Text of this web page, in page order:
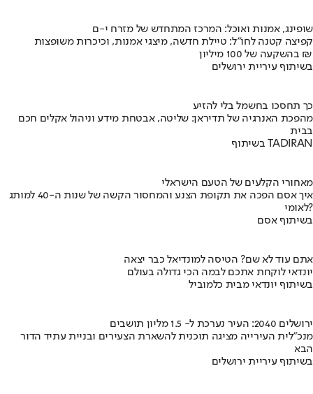
שופינג, אמנות ואוכל: המרכז המתחדש של מזרח י-ם
קפיצה קטנה לחו"ל: טיילת חדשה, מיצגי אמנות, וכיכרות משופצות
בהשקעה של 100 מיליון ₪
בשיתוף עיריית ירושלים
כך תחסכו בחשמל בלי להזיע
מהפכת האנרגיה של תדיראן: שליטה, אבטחת מידע וניהול אקלים חכם
בבית
בשיתוף TADIRAN
מאחורי הקלעים של הטעם הישראלי
איך אסם הפכה את תקופת הצנע והמחסור הקשה של שנות ה-40 למותג
לאומי?
בשיתוף אסם
אתם עוד לא שם? הטיסה למונדיאל כבר יצאה
יונדאי לוקחת אתכם לבמה הכי גדולה בעולם
בשיתוף יונדאי מבית כלמוביל
ירושלים 2040: העיר נערכת ל- 1.5 מליון תושבים
מנכ"לית העירייה מציגה תוכנית להשארת הצעירים ובניית עתיד הדור
הבא
בשיתוף עיריית ירושלים